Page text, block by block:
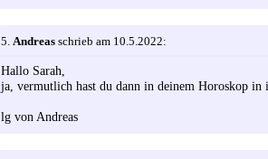
5. Andreas schrieb am 10.5.2022:
Hallo Sarah,
ja, vermutlich hast du dann in deinem Horoskop in
lg von Andreas